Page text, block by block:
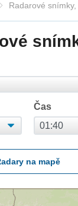
Radarové
Čas
na mapě